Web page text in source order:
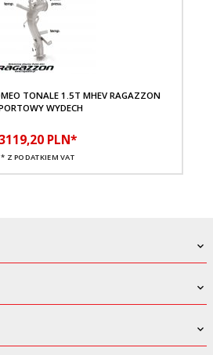
TONALE 1.5T MHEV RAGAZZON
WYDECH
3119,20 PLN*
* Z PODATKIEM VAT